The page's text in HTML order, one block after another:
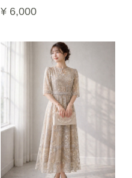
¥ 6,000